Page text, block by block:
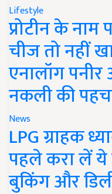
Lifestyle
प्रोटीन के
चीज तो नहीं
एनालॉग
नकली की
News
LPG ग्राहक
पहले करा लें ये
बुकिंग और